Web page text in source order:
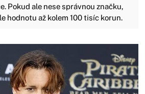
Pokud ale nese správnou značku,
hodnotu až kolem 100 tisíc korun.